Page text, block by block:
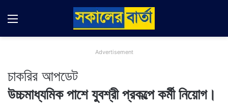
Menu
Advertisement
চাকরির আপডেট
উচ্চমাধ্যমিক পাশে যুবশ্রী প্রকল্পে কর্মী নিয়োগ।